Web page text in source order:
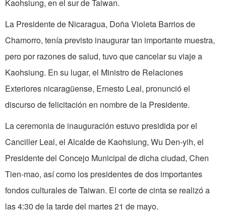
Kaohsiung, en el sur de Taiwan.
La Presidente de Nicaragua, Doña Violeta Barrios de
Chamorro, tenía previsto inaugurar tan importante muestra,
pero por razones de salud, tuvo que cancelar su viaje a
Kaohsiung. En su lugar, el Ministro de Relaciones
Exteriores nicaragüense, Ernesto Leal, pronunció el
discurso de felicitación en nombre de la Presidente.
La ceremonia de inauguración estuvo presidida por el
Canciller Leal, el Alcalde de Kaohsiung, Wu Den-yih, el
Presidente del Concejo Municipal de dicha ciudad, Chen
Tien-mao, así como los presidentes de dos importantes
fondos culturales de Taiwan. El corte de cinta se realizó a
las 4:30 de la tarde del martes 21 de mayo.